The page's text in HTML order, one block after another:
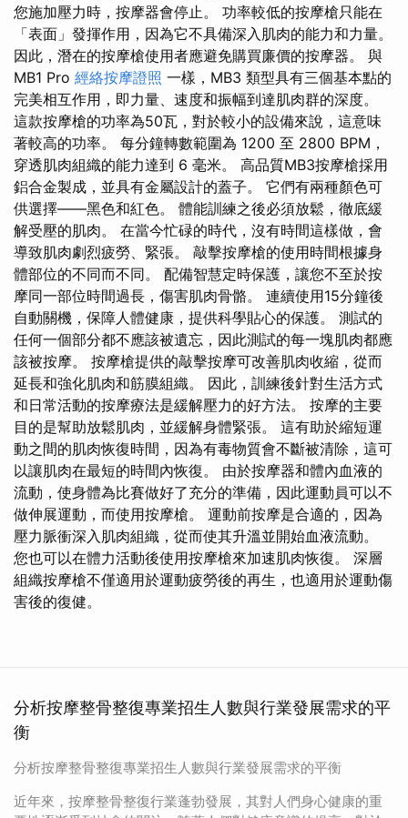
您施加壓力時，按摩器會停止。 功率較低的按摩槍只能在
「表面」發揮作用，因為它不具備深入肌肉的能力和力量。
因此，潛在的按摩槍使用者應避免購買廉價的按摩器。 與
MB1 Pro 經絡按摩證照 一樣，MB3 類型具有三個基本點的
完美相互作用，即力量、速度和振幅到達肌肉群的深度。
這款按摩槍的功率為50瓦，對於較小的設備來說，這意味
著較高的功率。 每分鐘轉數範圍為 1200 至 2800 BPM，
穿透肌肉組織的能力達到 6 毫米。 高品質MB3按摩槍採用
鋁合金製成，並具有金屬設計的蓋子。 它們有兩種顏色可
供選擇——黑色和紅色。 體能訓練之後必須放鬆，徹底緩
解受壓的肌肉。 在當今忙碌的時代，沒有時間這樣做，會
導致肌肉劇烈疲勞、緊張。 敲擊按摩槍的使用時間根據身
體部位的不同而不同。 配備智慧定時保護，讓您不至於按
摩同一部位時間過長，傷害肌肉骨骼。 連續使用15分鐘後
自動關機，保障人體健康，提供科學貼心的保護。 測試的
任何一個部分都不應該被遺忘，因此測試的每一塊肌肉都應
該被按摩。 按摩槍提供的敲擊按摩可改善肌肉收縮，從而
延長和強化肌肉和筋膜組織。 因此，訓練後針對生活方式
和日常活動的按摩療法是緩解壓力的好方法。 按摩的主要
目的是幫助放鬆肌肉，並緩解身體緊張。 這有助於縮短運
動之間的肌肉恢復時間，因為有毒物質會不斷被清除，這可
以讓肌肉在最短的時間內恢復。 由於按摩器和體內血液的
流動，使身體為比賽做好了充分的準備，因此運動員可以不
做伸展運動，而使用按摩槍。 運動前按摩是合適的，因為
壓力脈衝深入肌肉組織，從而使其升溫並開始血液流動。
您也可以在體力活動後使用按摩槍來加速肌肉恢復。 深層
組織按摩槍不僅適用於運動疲勞後的再生，也適用於運動傷
害後的復健。
分析按摩整骨整復專業招生人數與行業發展需求的平
衡
分析按摩整骨整復專業招生人數與行業發展需求的平衡
近年來，按摩整骨整復行業蓬勃發展，其對人們身心健康的重